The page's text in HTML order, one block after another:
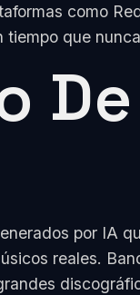
como
que
por IA
reales.